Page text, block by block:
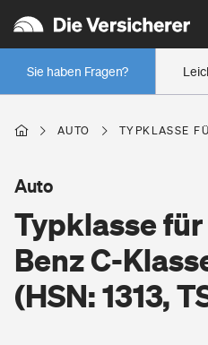
Sie haben Fragen?
Wer versichert was: Jetzt
Regionalklassen: So ist Ihre
Wer versichert was: Jetzt
Berufsunfähigkeitsversicherung
Wohnen
Wohngebäudeversicherung
AUTO TYPKLASSE
Typklasse
Benz C-
(HSN: 1313,
Auto